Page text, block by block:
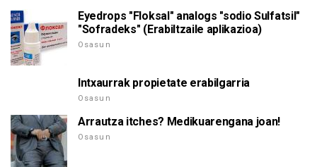
Eyedrops "Floksal" analogs "sodio Sulfatsil"
"Sofradeks" (Erabiltzaile aplikazioa)
Osasun
Intxaurrak propietate erabilgarria
Osasun
Arrautza itches? Medikuarengana joan!
Osasun